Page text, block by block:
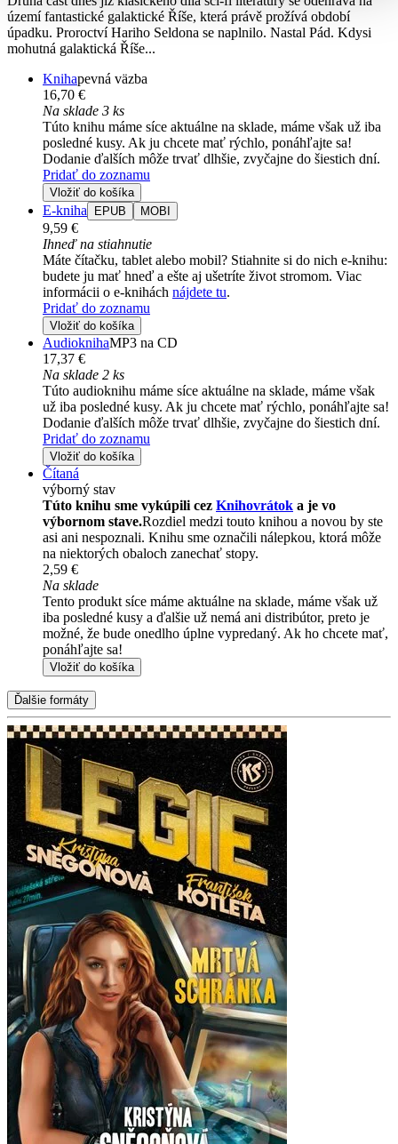
území fantastické galaktické Říše, která právě prožívá období
úpadku. Proroctví Hariho Seldona se naplnilo. Nastal Pád. Kdysi
mohutná galaktická Říše...
Knihapevná väzba
16,70 €
Na sklade 3 ks
Túto knihu máme síce aktuálne na sklade, máme však už iba
posledné kusy. Ak ju chcete mať rýchlo, ponáhľajte sa!
Dodanie ďalších môže trvať dlhšie, zvyčajne do šiestich dní.
Pridať do zoznamu
Vložiť do košíka
E-kniha EPUB MOBI
9,59 €
Ihneď na stiahnutie
Máte čítačku, tablet alebo mobil? Stiahnite si do nich e-knihu:
budete ju mať hneď a ešte aj ušetríte život stromom. Viac
informácii o e-knihách nájdete tu.
Pridať do zoznamu
Vložiť do košíka
AudioknihaMP3 na CD
17,37 €
Na sklade 2 ks
Túto audioknihu máme síce aktuálne na sklade, máme však
už iba posledné kusy. Ak ju chcete mať rýchlo, ponáhľajte sa!
Dodanie ďalších môže trvať dlhšie, zvyčajne do šiestich dní.
Pridať do zoznamu
Vložiť do košíka
Čítaná
výborný stav
Túto knihu sme vykúpili cez Knihovrátok a je vo
výbornom stave.Rozdiel medzi touto knihou a novou by ste
asi ani nespoznali. Knihu sme označili nálepkou, ktorá môže
na niektorých obaloch zanechať stopy.
2,59 €
Na sklade
Tento produkt síce máme aktuálne na sklade, máme však už
iba posledné kusy a ďalšie už nemá ani distribútor, preto je
možné, že bude onedlho úplne vypredaný. Ak ho chcete mať,
ponáhľajte sa!
Vložiť do košíka
Ďalšie formáty